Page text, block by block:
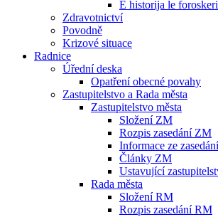
E historija le foroskeri
Zdravotnictví
Povodně
Krizové situace
Radnice
Úřední deska
Opatření obecné povahy
Zastupitelstvo a Rada města
Zastupitelstvo města
Složení ZM
Rozpis zasedání ZM
Informace ze
Články ZM
Ustavující
Rada města
Složení RM
Rozpis zasedání RM